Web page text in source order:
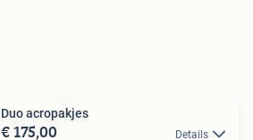
Duo acropakjes
€ 175,00 Details